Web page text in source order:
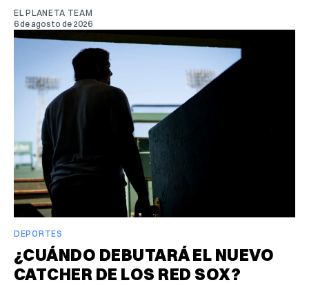
EL PLANETA TEAM
6 de agosto de 2026
DEPORTES
¿CUÁNDO DEBUTARÁ EL NUEVO
CATCHER DE LOS RED SOX?